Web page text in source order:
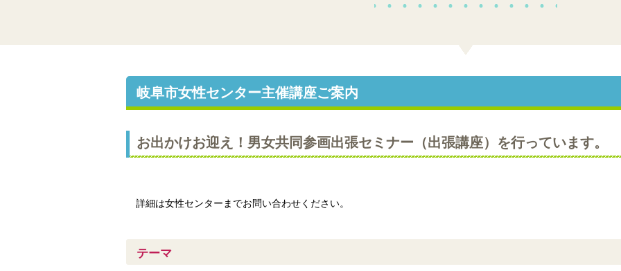
岐阜市女性センター主催講座ご案内
お出かけお迎え！男女共同参画出張セミナー（出張講座）を行っています。
詳細は女性センターまでお問い合わせください。
テーマ